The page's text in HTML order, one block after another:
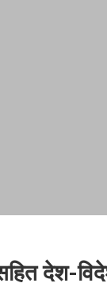
देश-